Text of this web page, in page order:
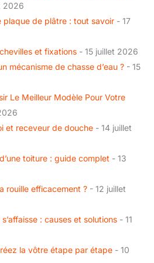
2026
plaque de plâtre : tout savoir - 17
et fixations - 15 juillet 2026
mécanisme de chasse d’eau ? - 15
Le Meilleur Modèle Pour Votre
et receveur de douche - 14 juillet
toiture : guide complet - 13
rouille efficacement ? - 12 juillet
: causes et solutions - 11
la vôtre étape par étape - 10